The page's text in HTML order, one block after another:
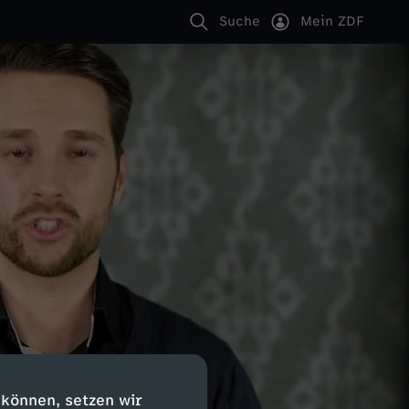
setzen wir
Suche Mein ZDF